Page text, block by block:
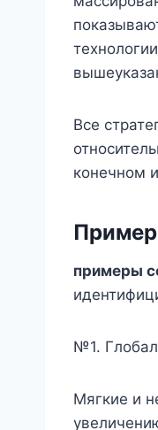
Все
конечном
примеры
№1.
Мягкие и